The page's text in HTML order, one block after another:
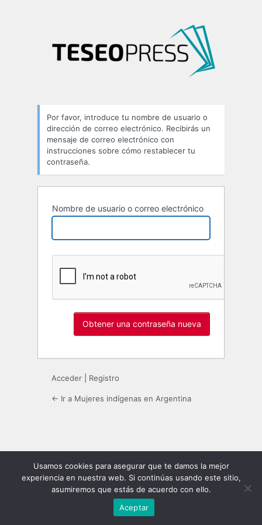
Por favor, introduce tu nombre de usuario o
dirección de correo electrónico. Recibirás un
mensaje de correo electrónico con
instrucciones sobre cómo restablecer tu
contraseña.
Nombre de usuario o correo electrónico
Acceder Registro
← Ir a Mujeres indígenas en Argentina
Usamos cookies para asegurar que te damos la mejor
experiencia en nuestra web. Si continúas usando este sitio,
asumiremos que estás de acuerdo con ello.
Aceptar